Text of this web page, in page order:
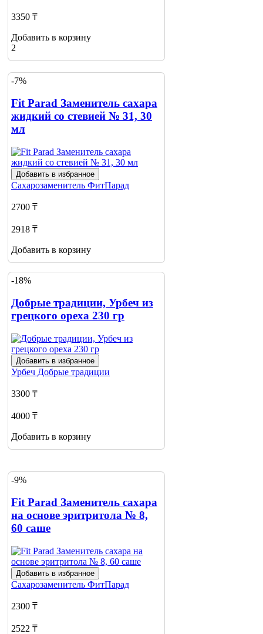
3350 ₸
Добавить в корзину
2
-7%
Fit Parad Заменитель сахара
жидкий со стевией № 31, 30
мл
Добавить в избранное
Сахарозаменитель ФитПарад
2700 ₸
2918 ₸
Добавить в корзину
-18%
Добрые традиции, Урбеч из
грецкого ореха 230 гр
Добавить в избранное
Урбеч Добрые традиции
3300 ₸
4000 ₸
Добавить в корзину
-9%
Fit Parad Заменитель сахара
на основе эритритола № 8,
60 саше
Добавить в избранное
Сахарозаменитель ФитПарад
2300 ₸
2522 ₸